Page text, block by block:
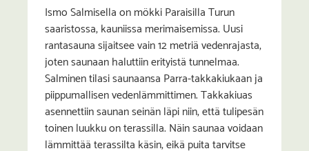
Ismo Salmisella on mökki Paraisilla Turun
saaristossa, kauniissa merimaisemissa. Uusi
rantasauna sijaitsee vain 12 metriä vedenrajasta,
joten saunaan haluttiin erityistä tunnelmaa.
Salminen tilasi saunaansa Parra-takkakiukaan ja
piippumallisen vedenlämmittimen. Takkakiuas
asennettiin saunan seinän läpi niin, että tulipesän
toinen luukku on terassilla. Näin saunaa voidaan
lämmittää terassilta käsin, eikä puita tarvitse